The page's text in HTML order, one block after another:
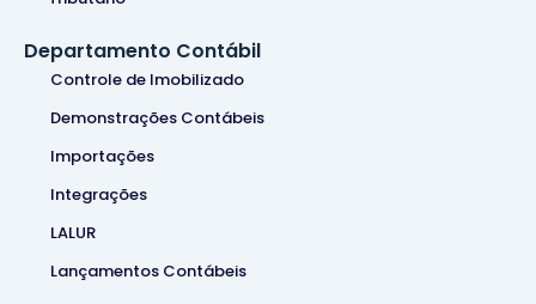
Departamento Contábil
Controle de Imobilizado
Demonstrações Contábeis
Importações
Integrações
LALUR
Lançamentos Contábeis